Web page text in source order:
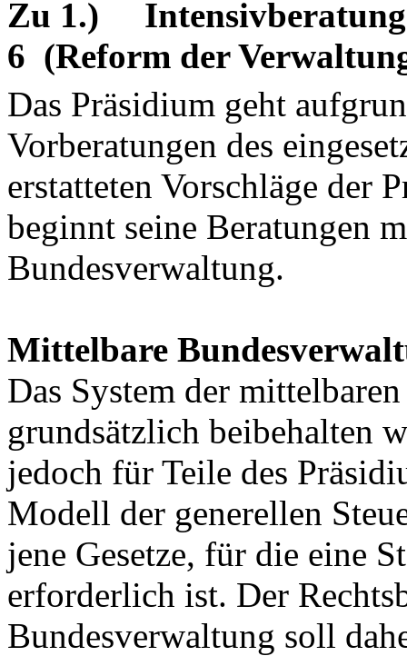
Zu 1.)
Intensivberatung
6 (Reform der
Das Präsidium geht
Vorberatungen des
erstatteten Vorschläge der
beginnt seine Beratungen
Bundesverwaltung.
Mittelbare
Das System der
grundsätzlich beibehalten
jedoch für Teile des
Modell der generellen
jene Gesetze, für die eine
erforderlich ist. Der
Bundesverwaltung soll